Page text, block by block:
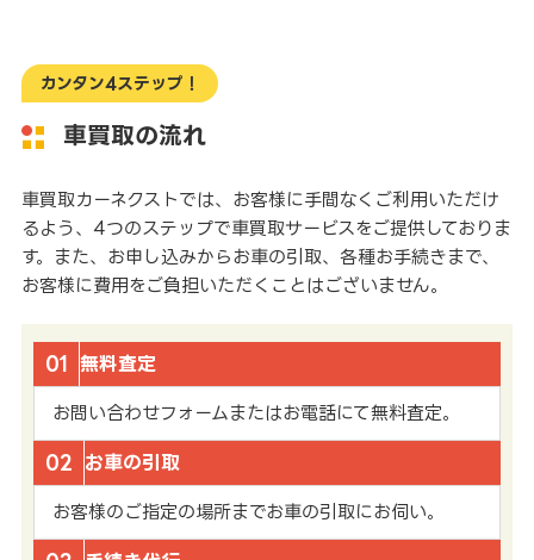
カンタン4ステップ！
車買取の流れ
車買取カーネクストでは、お客様に手間なくご利用いただけ
るよう、4つのステップで車買取サービスをご提供しておりま
す。また、お申し込みからお車の引取、各種お手続きまで、
お客様に費用をご負担いただくことはございません。
01 無料査定
お問い合わせフォームまたはお電話にて無料査定。
02 お車の引取
お客様のご指定の場所までお車の引取にお伺い。